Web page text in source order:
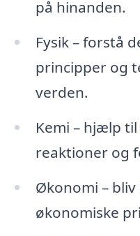
på hinanden.
Fysik – forstå
principper og
verden.
Kemi – hjælp
reaktioner og
Økonomi –
økonomiske